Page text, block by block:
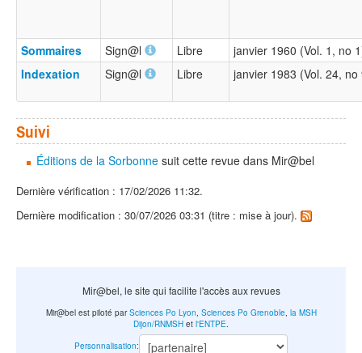
Sommaires Sign@l Libre
janvier 1960 (Vol. 1, no
Indexation
Sign@l Libre janvier 1983 (Vol. 24,
Suivi
Éditions de la Sorbonne suit cette revue dans Mir@bel
Dernière vérification : 17/02/2026 11:32.
Dernière modification : 30/07/2026 03:31 (titre : mise à jour).
Mir@bel, le site qui facilite l'accès aux revues
Mir@bel est piloté parSciences Po Lyon, Sciences Po Grenoble, la MSH
Dijon/RNMSH et l'ENTPE.
Personnalisation: